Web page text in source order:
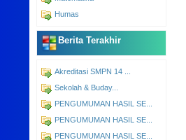
Humas
Berita Terakhir
Akreditasi SMPN 14 ...
Sekolah & Buday...
PENGUMUMAN HASIL SE...
PENGUMUMAN HASIL SE...
PENGUMUMAN HASIL SE...